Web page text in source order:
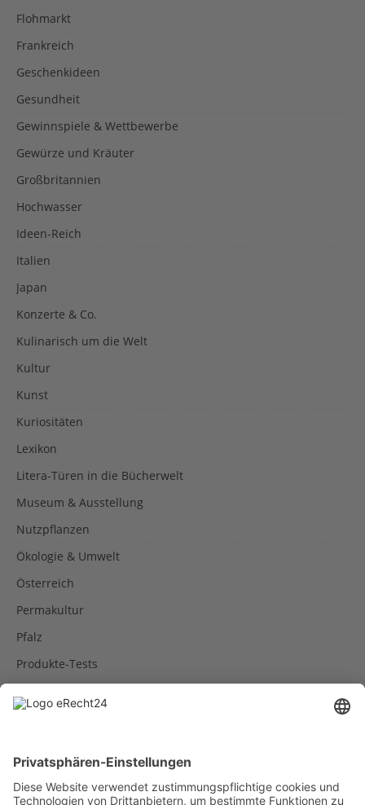
Flohmarkt
Frankreich
Geschenkideen
Gesundheit
Gewinnspiele & Wettbewerbe
Gewürze und Kräuter
Großbritannien
Hochwasser
Ideen-Reich
Italien
Japan
Konzerte & Co.
Kulinarisch um die Welt
Kultur
Kunst
Kuriositäten
Lexikon
Litera-Türen in die Bücherwelt
Museum & Ausstellung
Nutzpflanzen
Ökologie & Umwelt
Österreich
Permakultur
Pfalz
Produkte-Tests
Spanien
Südtirol